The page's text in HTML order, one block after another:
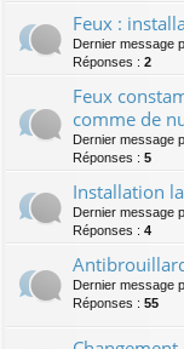
Feux :
Dernier message
Réponses : 2
Feux
comme de
Dernier message
Réponses : 5
Installation
Dernier message
Réponses : 4
Dernier message
Réponses : 55